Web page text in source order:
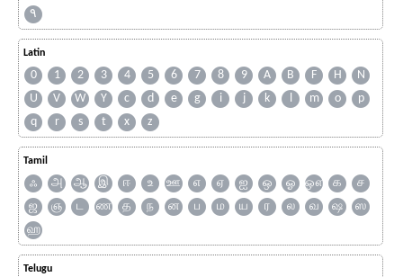
۹
Latin
0 1 2 3 4 5 6 7 8 9 A B F H
N
U
V W Y c d e g i j k l m o
p
q
r s t x z
Tamil
ஃ அ ஆ இ ஈ உ ஊ எ ஏ ஐ ஒ ஓ ஔ க
ச
ஜ
ஞ ட ண த ந ன ப ம ய ர ல வ ஷ
ஸ
ஹ
Telugu